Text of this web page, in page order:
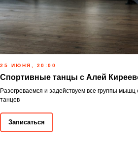
25 ИЮНЯ, 20:00
Спортивные танцы с Алей
Разогреваемся и задействуем все группы
танцев
Записаться